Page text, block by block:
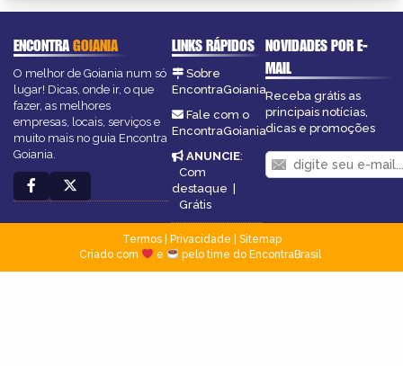
ENCONTRAGOIANIA
O melhor de Goiania num só
lugar! Dicas, onde ir, o que
fazer, as melhores
empresas, locais, serviços e
muito mais no guia Encontra
Goiania.
LINKS RÁPIDOS
Sobre
EncontraGoiania
Fale com o
EncontraGoiania
ANUNCIE:
Com
destaque |
Grátis
NOVIDADES POR E-
MAIL
Receba grátis as
principais notícias,
dicas e promoções
Termos| Privacidade
Sitemap
Criado com
e pelo time do EncontraBrasil